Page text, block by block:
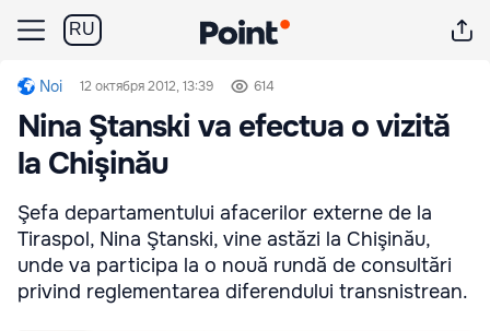
RU
Noi 12 октября 2012, 13:39 614
Nina Ştanski va efectua o vizită
la Chişinău
Şefa departamentului afacerilor externe de la
Tiraspol, Nina Ştanski, vine astăzi la Chişinău,
unde va participa la o nouă rundă de consultări
privind reglementarea diferendului transnistrean.